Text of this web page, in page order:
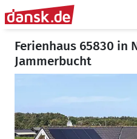
Ferienhaus 65830 in
Jammerbucht